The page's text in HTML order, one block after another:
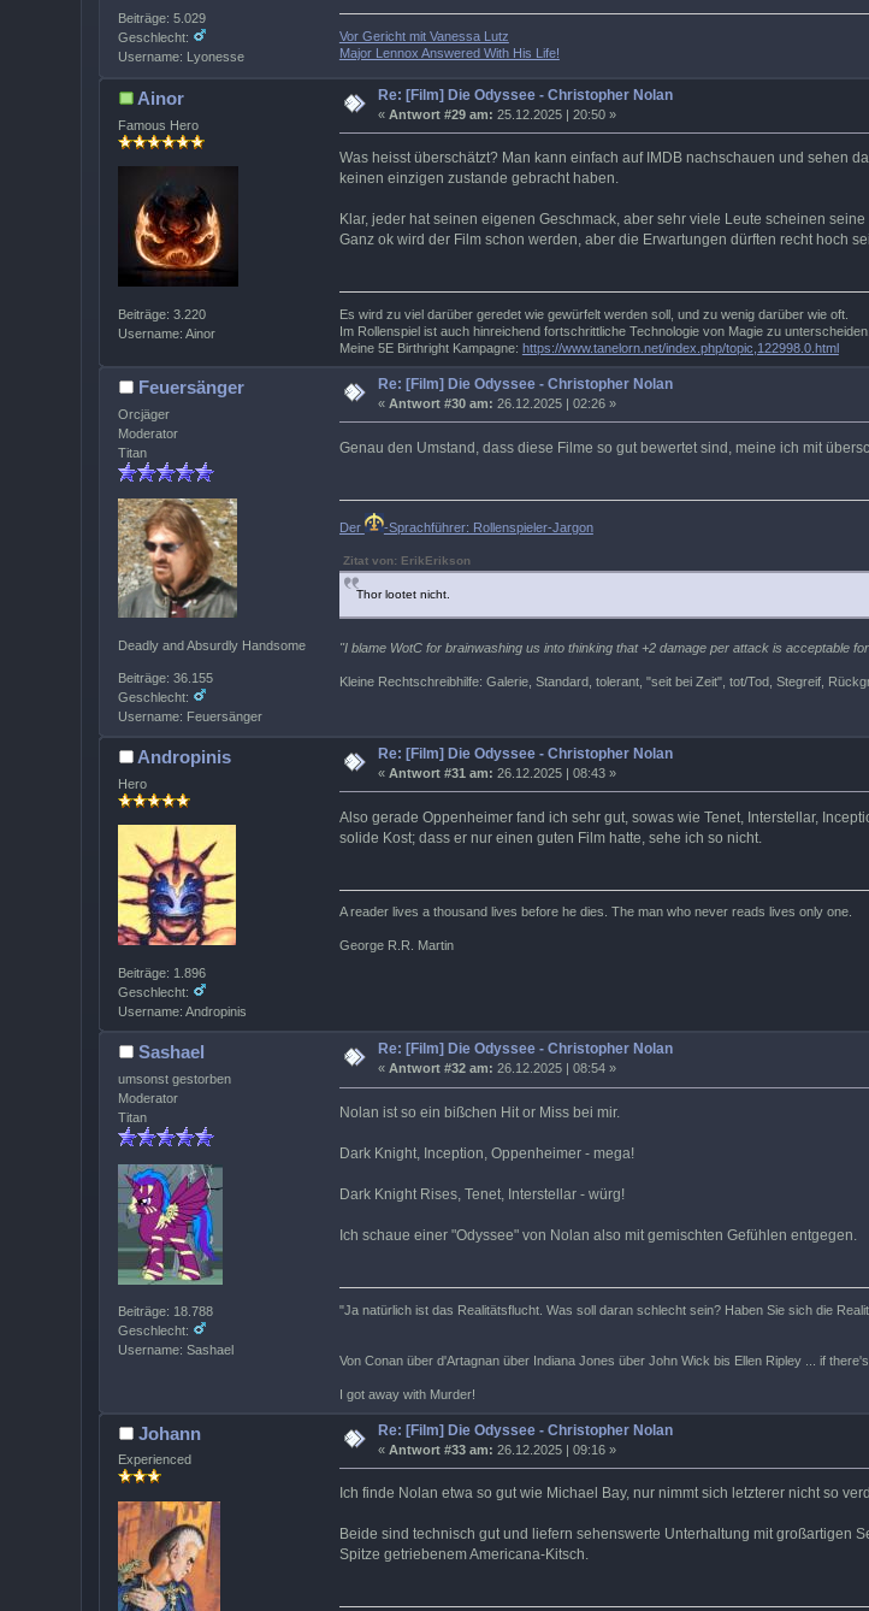
Beiträge: 5.029
Geschlecht:
Username: Lyonesse
Vor Gericht mit Vanessa Lutz
Major Lennox Answered With His Life!
Ainor
Famous Hero
Beiträge: 3.220
Username: Ainor
Re: [Film] Die Odyssee - Christopher Nolan
«Antwort #29 am: 25.12.2025 | 20:50 »
Was heisst überschätzt? Man kann einfach auf IMDB nachschauen und sehen
keinen einzigen zustande gebracht haben.
Klar, jeder hat seinen eigenen Geschmack, aber sehr viele Leute scheinen
Ganz ok wird der Film schon werden, aber die Erwartungen dürften recht hoch
Es wird zu viel darüber geredet wie gewürfelt werden soll, und zu wenig darüber wie oft.
Im Rollenspiel ist auch hinreichend fortschrittliche Technologie von Magie zu unterscheiden.
Meine 5E Birthright Kampagne: https://www.tanelorn.net/index.php/topic,122998.0.html
Feuersänger
Orcjäger
Moderator
Titan
Deadly and Absurdly Handsome
Beiträge: 36.155
Geschlecht:
Username: Feuersänger
Re: [Film] Die Odyssee - Christopher Nolan
«Antwort #30 am: 26.12.2025 | 02:26 »
Genau den Umstand, dass diese Filme so gut bewertet sind, meine ich mit
Der -Sprachführer: Rollenspieler-Jargon
Zitat von: ErikErikson
Thor lootet nicht.
"I blame WotC for brainwashing us into thinking that +2 damage per attack is acceptable
Kleine Rechtschreibhilfe: Galerie, Standard, tolerant, "seit bei Zeit", tot/Tod, Stegreif,
Andropinis
Hero
Beiträge: 1.896
Geschlecht:
Username: Andropinis
Re: [Film] Die Odyssee - Christopher Nolan
«Antwort #31 am: 26.12.2025 | 08:43 »
Also gerade Oppenheimer fand ich sehr gut, sowas wie Tenet, Interstellar,
solide Kost; dass er nur einen guten Film hatte, sehe ich so nicht.
A reader lives a thousand lives before he dies. The man who never reads lives only one.
George R.R. Martin
Sashael
umsonst gestorben
Moderator
Titan
Beiträge: 18.788
Geschlecht:
Username: Sashael
Re: [Film] Die Odyssee - Christopher Nolan
«Antwort #32 am: 26.12.2025 | 08:54 »
Nolan ist so ein bißchen Hit or Miss bei mir.
Dark Knight, Inception, Oppenheimer - mega!
Dark Knight Rises, Tenet, Interstellar - würg!
Ich schaue einer "Odyssee" von Nolan also mit gemischten Gefühlen entgegen.
"Ja natürlich ist das Realitätsflucht. Was soll daran schlecht sein? Haben Sie sich die
Von Conan über d'Artagnan über Indiana Jones über John Wick bis Ellen Ripley ... if
I got away with Murder!
Johann
Experienced
Re: [Film] Die Odyssee - Christopher Nolan
«Antwort #33 am: 26.12.2025 | 09:16 »
Ich finde Nolan etwa so gut wie Michael Bay, nur nimmt sich letzterer nicht so
Beide sind technisch gut und liefern sehenswerte Unterhaltung mit großartigen
Spitze getriebenem Americana-Kitsch.